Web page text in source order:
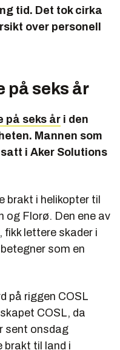
tid. Det tok cirka
over personell
på seks år
på seks år i den
Mannen som
i Aker Solutions
brakt i helikopter til
og Florø. Den ene av
fikk lettere skader i
som en
på riggen COSL
COSL, da
sent onsdag
brakt til land i